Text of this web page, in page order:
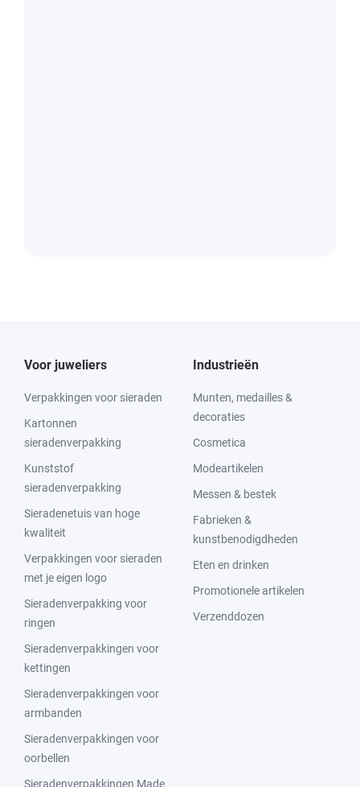
Voor juweliers
Verpakkingen voor sieraden
Kartonnen
sieradenverpakking
Kunststof
sieradenverpakking
Sieradenetuis van hoge
kwaliteit
Verpakkingen voor sieraden
met je eigen logo
Sieradenverpakking voor
ringen
Sieradenverpakkingen voor
kettingen
Sieradenverpakkingen voor
armbanden
Sieradenverpakkingen voor
oorbellen
Sieradenverpakkingen Made
Industrieën
Munten, medailles &
decoraties
Cosmetica
Modeartikelen
Messen & bestek
Fabrieken &
kunstbenodigdheden
Eten en drinken
Promotionele artikelen
Verzenddozen